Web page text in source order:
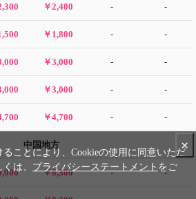
￥2,400 - -
￥1,800 - -
￥3,000 - -
￥3,000 - -
￥4,700 - -
中国地方
￥8,300 - -
×
ことにより、Cookieの使用に同意いただ
は、 プライバシーステートメント をご